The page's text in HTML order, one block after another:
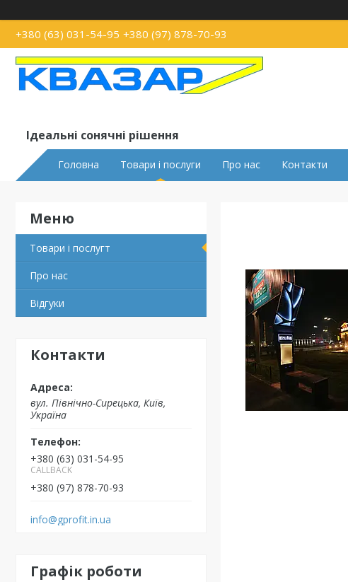
+380 (63) 031-54-95 +380 (97) 878-70-93
Ідеальні сонячні рішення
Головна Товари і послуги Про нас Контакти
Товари і послугт
Про нас
Відгуки
Контакти
вул. Північно-Сирецька, Київ,
Україна
+380 (63) 031-54-95
CALLBACK
+380 (97) 878-70-93
info@gprofit.in.ua
Графік роботи